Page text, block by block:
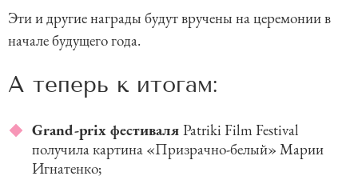
Эти и другие награды будут вручены на церемонии в
начале будущего года.
А теперь к итогам:
Grand-prix фестиваля Patriki Film Festival
получила картина «Призрачно-белый» Марии
Игнатенко;